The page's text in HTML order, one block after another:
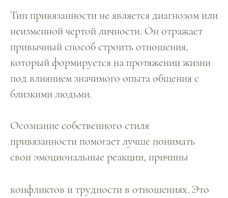
Тип привязанности не является диагнозом или
неизменной чертой личности. Он отражает
привычный способ строить отношения,
который формируется на протяжении жизни
под влиянием значимого опыта общения с
близкими людьми.
Осознание собственного стиля
привязанности помогает лучше понимать
свои эмоциональные реакции, причины
конфликтов и трудности в отношениях. Это